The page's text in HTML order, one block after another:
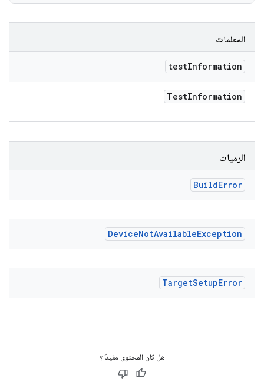
المعلمات
testInformation
TestInformation
الرميات
BuildError
DeviceNotAvailableException
TargetSetupError
هل كان المحتوى مفيدًا؟